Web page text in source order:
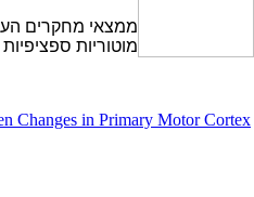
ממצאי מחקרים
מוטוריות
Changes in Primary Motor Cortex